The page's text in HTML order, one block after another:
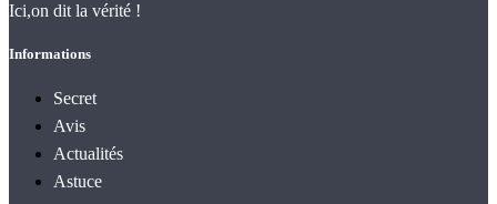
Ici,on dit la vérité !
Informations
Secret
Avis
Actualités
Astuce